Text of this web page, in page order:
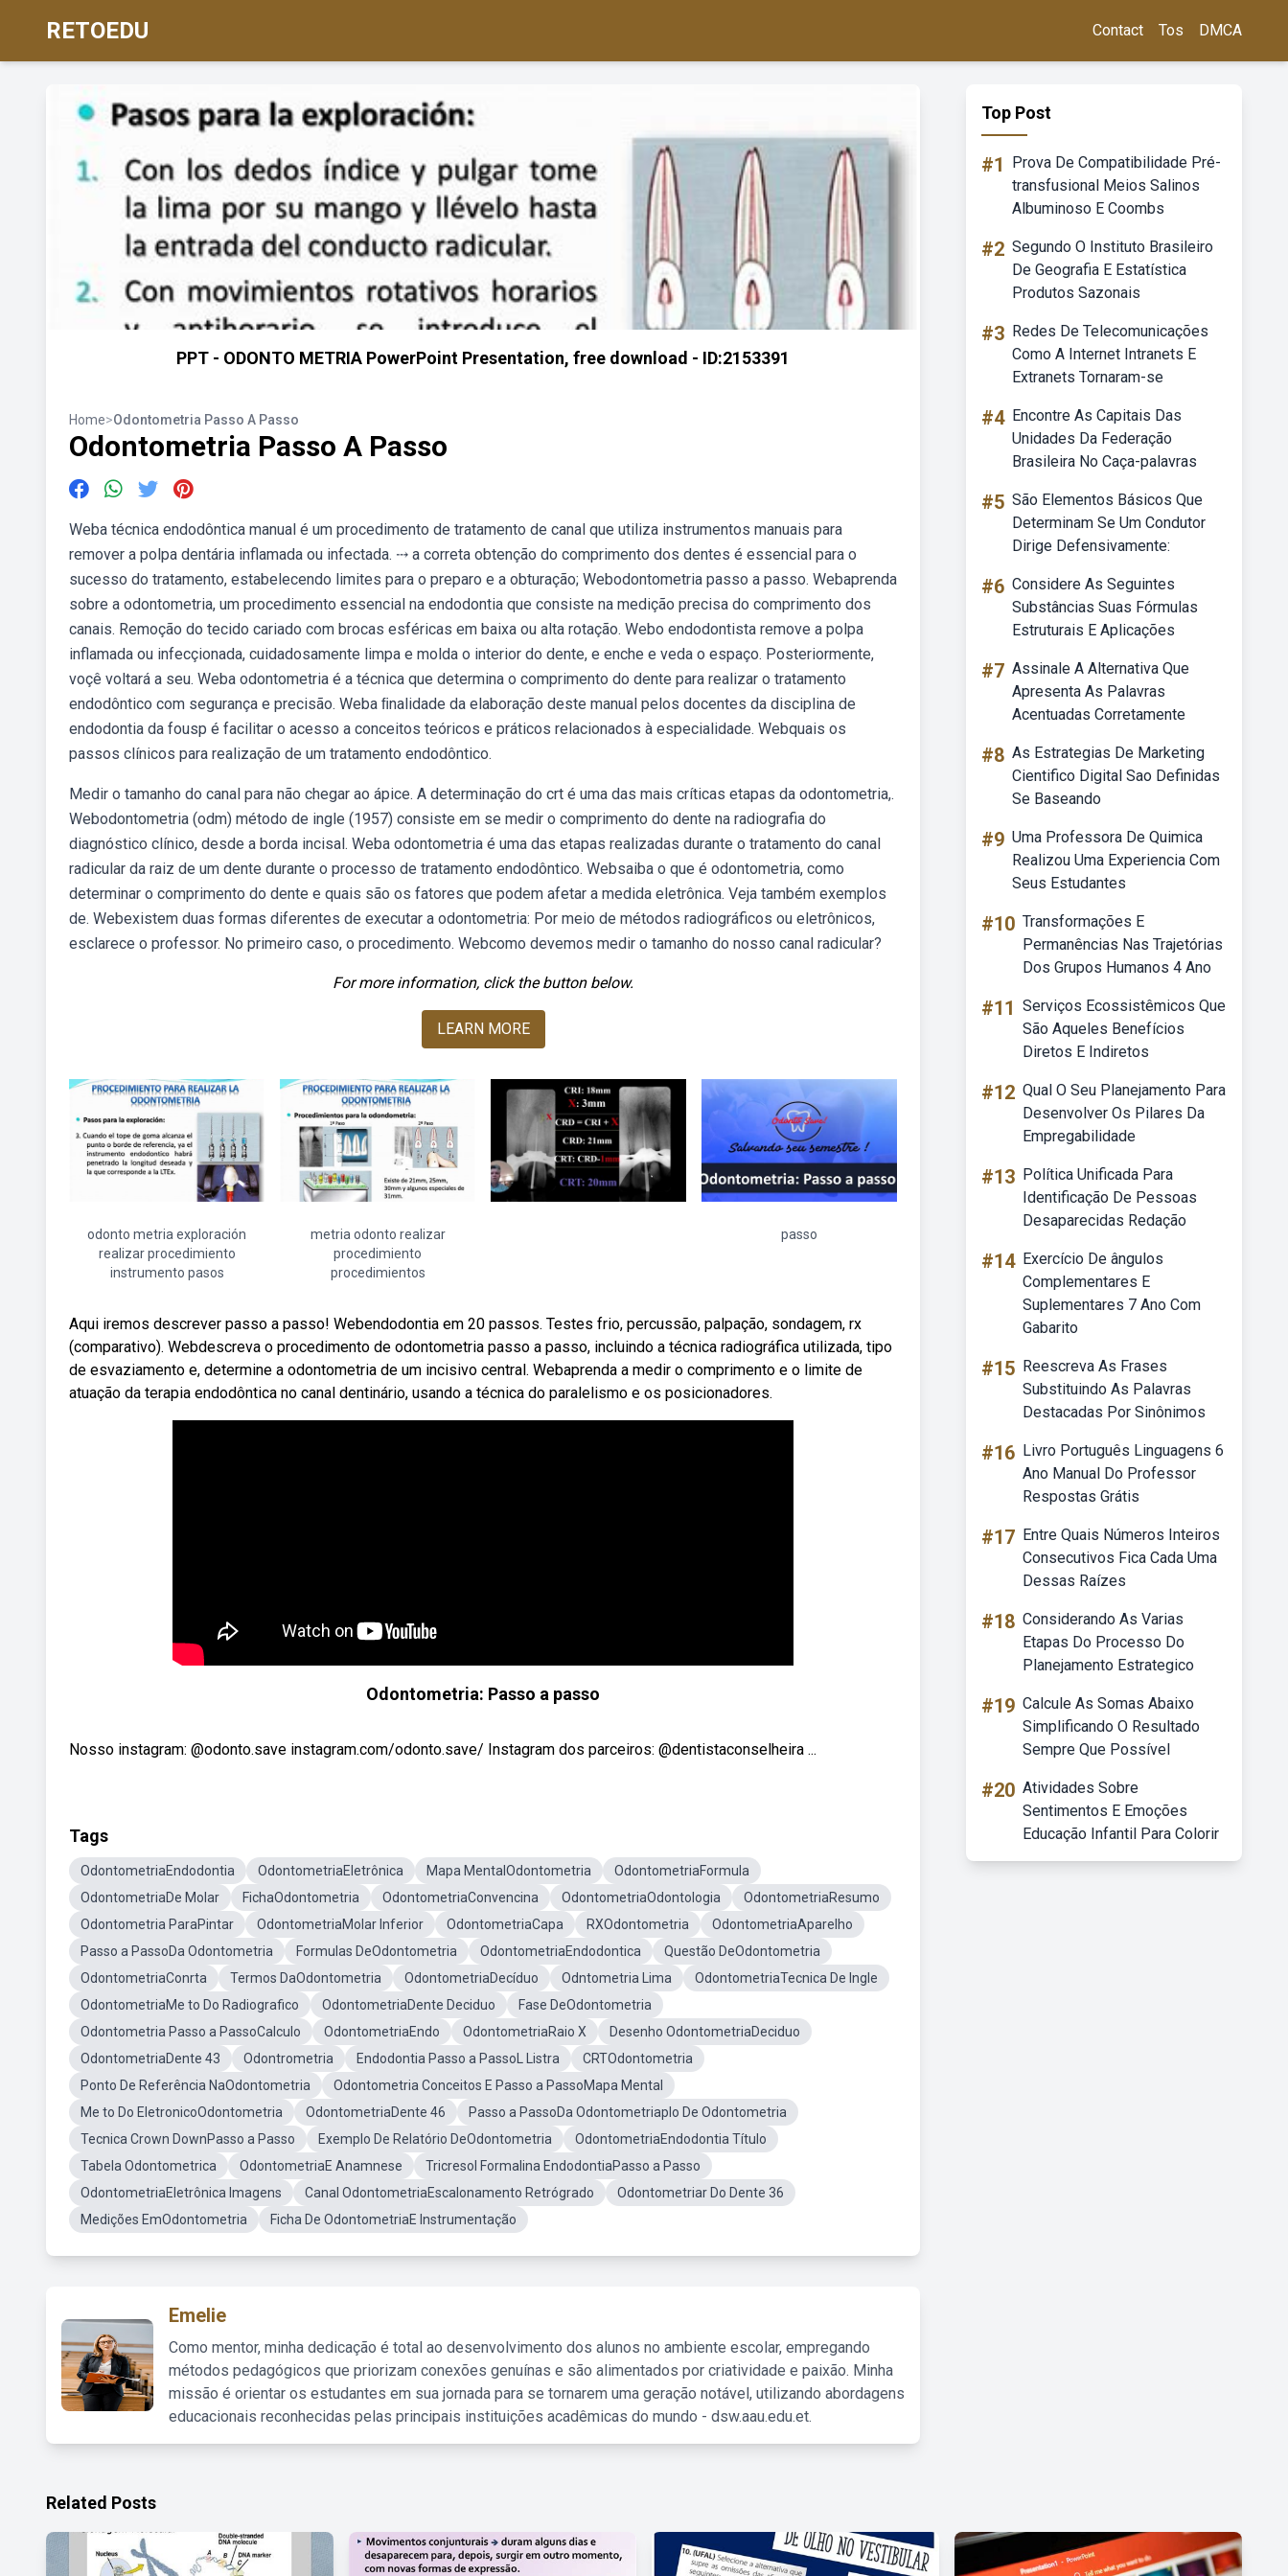
RETOEDU Contact Tos DMCA
PPT - ODONTO METRIA PowerPoint Presentation, free download - ID:2153391
Home>Odontometria Passo A Passo
Odontometria Passo A Passo
Weba técnica endodôntica manual é um procedimento de tratamento de canal que utiliza instrumentos manuais para
remover a polpa dentária inflamada ou infectada. ⤏ a correta obtenção do comprimento dos dentes é essencial para o
sucesso do tratamento, estabelecendo limites para o preparo e a obturação; Webodontometria passo a passo. Webaprenda
sobre a odontometria, um procedimento essencial na endodontia que consiste na medição precisa do comprimento dos
canais. Remoção do tecido cariado com brocas esféricas em baixa ou alta rotação. Webo endodontista remove a polpa
inflamada ou infecçionada, cuidadosamente limpa e molda o interior do dente, e enche e veda o espaço. Posteriormente,
voçê voltará a seu. Weba odontometria é a técnica que determina o comprimento do dente para realizar o tratamento
endodôntico com segurança e precisão. Weba ﬁnalidade da elaboração deste manual pelos docentes da disciplina de
endodontia da fousp é facilitar o acesso a conceitos teóricos e práticos relacionados à especialidade. Webquais os
passos clínicos para realização de um tratamento endodôntico.
Medir o tamanho do canal para não chegar ao ápice. A determinação do crt é uma das mais críticas etapas da odontometria,.
Webodontometria (odm) método de ingle (1957) consiste em se medir o comprimento do dente na radiografia do
diagnóstico clínico, desde a borda incisal. Weba odontometria é uma das etapas realizadas durante o tratamento do canal
radicular da raiz de um dente durante o processo de tratamento endodôntico. Websaiba o que é odontometria, como
determinar o comprimento do dente e quais são os fatores que podem afetar a medida eletrônica. Veja também exemplos
de. Webexistem duas formas diferentes de executar a odontometria: Por meio de métodos radiográficos ou eletrônicos,
esclarece o professor. No primeiro caso, o procedimento. Webcomo devemos medir o tamanho do nosso canal radicular?
For more information, click the button below.
LEARN MORE
odonto metria exploración
realizar procedimiento
instrumento pasos
metria odonto realizar
procedimiento
procedimientos
passo
Aqui iremos descrever passo a passo! Webendodontia em 20 passos. Testes frio, percussão, palpação, sondagem, rx
(comparativo). Webdescreva o procedimento de odontometria passo a passo, incluindo a técnica radiográfica utilizada, tipo
de esvaziamento e, determine a odontometria de um incisivo central. Webaprenda a medir o comprimento e o limite de
atuação da terapia endodôntica no canal dentinário, usando a técnica do paralelismo e os posicionadores.
Odontometria: Passo a passo
Nosso instagram: @odonto.save instagram.com/odonto.save/ Instagram dos parceiros: @dentistaconselheira ...
Tags
OdontometriaEndodontia OdontometriaEletrônica Mapa MentalOdontometria
OdontometriaFormula
OdontometriaDe Molar
FichaOdontometria OdontometriaConvencina OdontometriaOdontologia
OdontometriaResumo
Odontometria ParaPintar
OdontometriaMolar Inferior OdontometriaCapa RXOdontometria
OdontometriaAparelho
Passo a PassoDa Odontometria
Formulas DeOdontometria OdontometriaEndodontica
Questão DeOdontometria
OdontometriaConrta
Termos DaOdontometria OdontometriaDecíduo Odntometria Lima
OdontometriaTecnica De Ingle
OdontometriaMe to Do Radiografico
OdontometriaDente Deciduo
Fase DeOdontometria
Odontometria Passo a PassoCalculo
OdontometriaEndo OdontometriaRaio X
Desenho OdontometriaDeciduo
OdontometriaDente 43
Odontrometria Endodontia Passo a PassoL Listra
CRTOdontometria
Ponto De Referência NaOdontometria
Odontometria Conceitos E Passo a PassoMapa Mental
Me to Do EletronicoOdontometria
OdontometriaDente 46
Passo a PassoDa Odontometriaplo De Odontometria
Tecnica Crown DownPasso a Passo
Exemplo De Relatório DeOdontometria
OdontometriaEndodontia Título
Tabela Odontometrica
OdontometriaE Anamnese
Tricresol Formalina EndodontiaPasso a Passo
OdontometriaEletrônica Imagens
Canal OdontometriaEscalonamento Retrógrado
Odontometriar Do Dente 36
Medições EmOdontometria
Ficha De OdontometriaE Instrumentação
Emelie
Como mentor, minha dedicação é total ao desenvolvimento dos alunos no ambiente escolar, empregando
métodos pedagógicos que priorizam conexões genuínas e são alimentados por criatividade e paixão. Minha
missão é orientar os estudantes em sua jornada para se tornarem uma geração notável, utilizando abordagens
educacionais reconhecidas pelas principais instituições acadêmicas do mundo - dsw.aau.edu.et.
Top Post
#1
Prova De Compatibilidade Pré-
transfusional Meios Salinos
Albuminoso E Coombs
#2 Segundo O Instituto Brasileiro
De Geografia E Estatística
Produtos Sazonais
#3 Redes De Telecomunicações
Como A Internet Intranets E
Extranets Tornaram-se
#4 Encontre As Capitais Das
Unidades Da Federação
Brasileira No Caça-palavras
#5 São Elementos Básicos Que
Determinam Se Um Condutor
Dirige Defensivamente:
#6 Considere As Seguintes
Substâncias Suas Fórmulas
Estruturais E Aplicações
#7 Assinale A Alternativa Que
Apresenta As Palavras
Acentuadas Corretamente
#8 As Estrategias De Marketing
Cientifico Digital Sao Definidas
Se Baseando
#9 Uma Professora De Quimica
Realizou Uma Experiencia Com
Seus Estudantes
#10 Transformações E
Permanências Nas Trajetórias
Dos Grupos Humanos 4 Ano
#11 Serviços Ecossistêmicos Que
São Aqueles Benefícios
Diretos E Indiretos
#12 Qual O Seu Planejamento Para
Desenvolver Os Pilares Da
Empregabilidade
#13 Política Unificada Para
Identificação De Pessoas
Desaparecidas Redação
#14 Exercício De ângulos
Complementares E
Suplementares 7 Ano Com
Gabarito
#15 Reescreva As Frases
Substituindo As Palavras
Destacadas Por Sinônimos
#16 Livro Português Linguagens 6
Ano Manual Do Professor
Respostas Grátis
#17 Entre Quais Números Inteiros
Consecutivos Fica Cada Uma
Dessas Raízes
#18 Considerando As Varias
Etapas Do Processo Do
Planejamento Estrategico
#19 Calcule As Somas Abaixo
Simplificando O Resultado
Sempre Que Possível
#20 Atividades Sobre
Sentimentos E Emoções
Educação Infantil Para Colorir
Related Posts